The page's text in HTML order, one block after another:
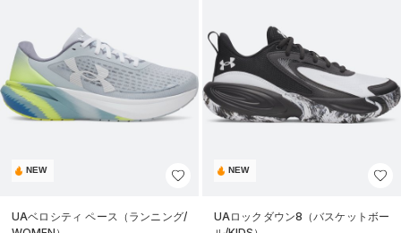
NEW
UAベロシティ ペース（ランニング/
NEW
UAロックダウン8（バスケットボー